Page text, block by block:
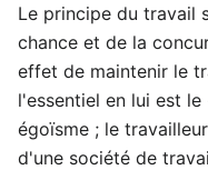
Le principe du travail
chance et de la
effet de maintenir le
l'essentiel en lui est
égoïsme ; le
d'une société de